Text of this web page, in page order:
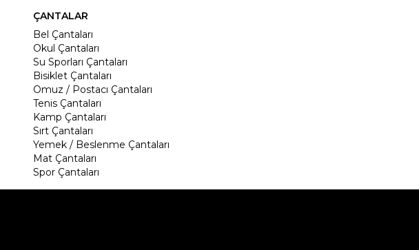
ÇANTALAR
Bel Çantaları
Okul Çantaları
Su Sporları Çantaları
Bisiklet Çantaları
Omuz / Postacı Çantaları
Tenis Çantaları
Kamp Çantaları
Sırt Çantaları
Yemek / Beslenme Çantaları
Mat Çantaları
Spor Çantaları